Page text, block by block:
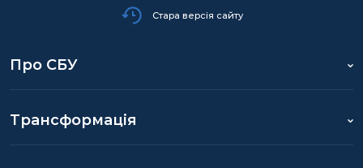
Стара версія сайту
Про СБУ
Трансформація